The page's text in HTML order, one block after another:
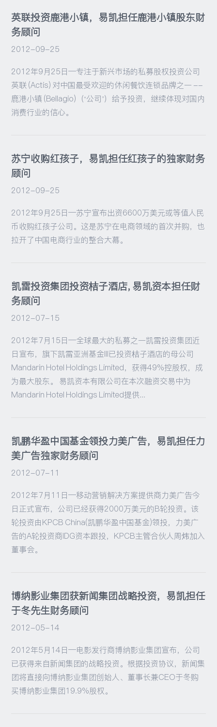
英联投资鹿港小镇，易凯担任鹿港小镇股东财
务顾问
2012-09-25
2012年9月25日—专注于新兴市场的私募股权投资公司
英联 (Actis) 对中国最受欢迎的休闲餐饮连锁品牌之一 --
鹿港小镇 (Bellagio)（“公司”）给予投资，继续体现对国内
消费行业的信心。
苏宁收购红孩子，易凯担任红孩子的独家财务
顾问
2012-09-25
2012年9月25日—苏宁宣布出资6600万美元或等值人民
币收购红孩子公司。这是苏宁在电商领域的首次并购，也
拉开了中国电商行业的整合大幕。
凯雷投资集团投资桔子酒店, 易凯资本担任财
务顾问
2012-07-15
2012年7月15日—全球最大的私募之一凯雷投资集团近
日宣布，旗下凯雷亚洲基金III已投资桔子酒店的母公司
Mandarin Hotel Holdings Limited，获得49%控股权，成
为最大股东。 易凯资本有限公司在本次融资交易中为
Mandarin Hotel Holdings Limited提供...
凯鹏华盈中国基金领投力美广告，易凯担任力
美广告独家财务顾问
2012-07-11
2012年7月11日—移动营销解决方案提供商力美广告今
日正式宣布，公司已经获得2000万美元的B轮投资。该
轮投资由KPCB China(凯鹏华盈中国基金)领投，力美广
告的A轮投资商IDG资本跟投，KPCB主管合伙人周炜加入
董事会。
博纳影业集团获新闻集团战略投资，易凯担任
于冬先生财务顾问
2012-05-14
2012年5月14日—电影发行商博纳影业集团宣布，公司
已获得来自新闻集团的战略投资。根据投资协议，新闻集
团将直接向博纳影业集团创始人、董事长兼CEO于冬购
买博纳影业集团19.9%股权。